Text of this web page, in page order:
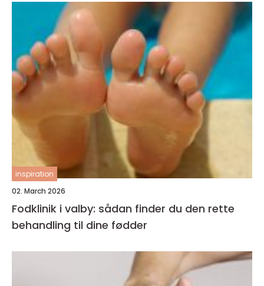
inspiration
02. March 2026
Fodklinik i valby: sådan finder du den rette
behandling til dine fødder